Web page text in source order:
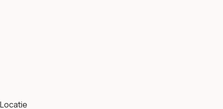
Locatie